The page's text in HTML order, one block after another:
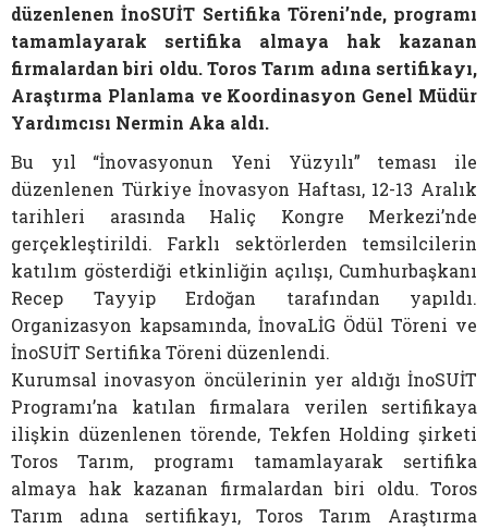
düzenlenen İnoSUİT Sertifika Töreni’nde, programı
tamamlayarak sertifika almaya hak kazanan
firmalardan biri oldu. Toros Tarım adına sertifikayı,
Araştırma Planlama ve Koordinasyon Genel Müdür
Yardımcısı Nermin Aka aldı.
Bu yıl “İnovasyonun Yeni Yüzyılı” teması ile
düzenlenen Türkiye İnovasyon Haftası, 12-13 Aralık
tarihleri arasında Haliç Kongre Merkezi’nde
gerçekleştirildi. Farklı sektörlerden temsilcilerin
katılım gösterdiği etkinliğin açılışı, Cumhurbaşkanı
Recep Tayyip Erdoğan tarafından yapıldı.
Organizasyon kapsamında, İnovaLİG Ödül Töreni ve
İnoSUİT Sertifika Töreni düzenlendi.
Kurumsal inovasyon öncülerinin yer aldığı İnoSUİT
Programı’na katılan firmalara verilen sertifikaya
ilişkin düzenlenen törende, Tekfen Holding şirketi
Toros Tarım, programı tamamlayarak sertifika
almaya hak kazanan firmalardan biri oldu. Toros
Tarım adına sertifikayı, Toros Tarım Araştırma